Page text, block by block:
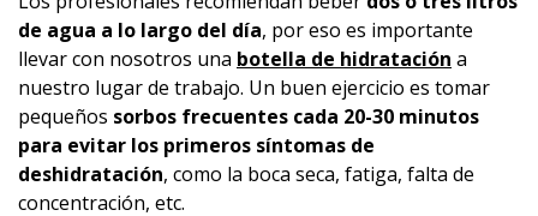
de agua a lo largo del día, por eso es importante
llevar con nosotros una botella de hidratación a
nuestro lugar de trabajo. Un buen ejercicio es tomar
pequeños sorbos frecuentes cada 20-30 minutos
para evitar los primeros síntomas de
deshidratación, como la boca seca, fatiga, falta de
concentración, etc.